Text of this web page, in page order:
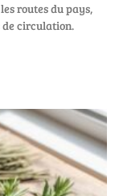
routes du pays,
circulation.